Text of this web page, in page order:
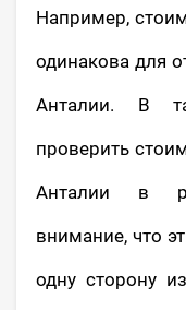
Например,
одинакова для
Анталии. В
проверить
Анталии в
внимание, что
одну сторону